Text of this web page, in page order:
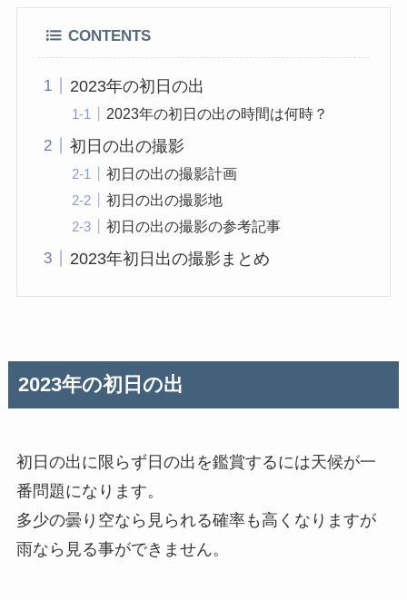
CONTENTS
2023年の初日の出
2023年の初日の出の時間は何時？
初日の出の撮影
初日の出の撮影計画
初日の出の撮影地
初日の出の撮影の参考記事
2023年初日出の撮影まとめ
2023年の初日の出
初日の出に限らず日の出を鑑賞するには天候が一
番問題になります。
多少の曇り空なら見られる確率も高くなりますが
雨なら見る事ができません。